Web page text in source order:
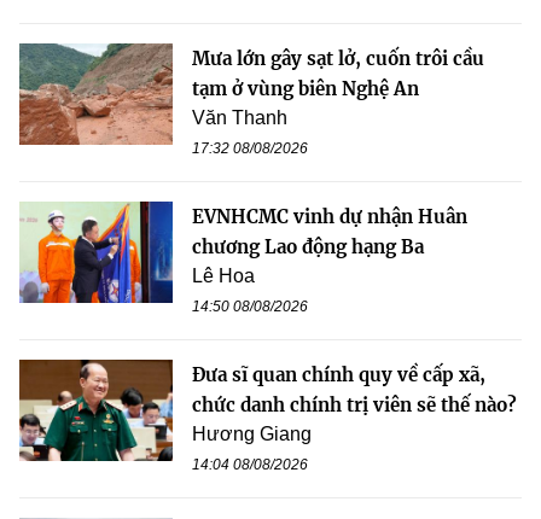
Mưa lớn gây sạt lở, cuốn trôi cầu
tạm ở vùng biên Nghệ An
Văn Thanh
17:32 08/08/2026
EVNHCMC vinh dự nhận Huân
chương Lao động hạng Ba
Lê Hoa
14:50 08/08/2026
Đưa sĩ quan chính quy về cấp xã,
chức danh chính trị viên sẽ thế nào?
Hương Giang
14:04 08/08/2026